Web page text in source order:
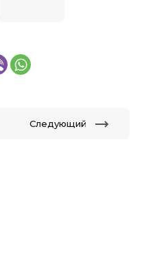
Следующий